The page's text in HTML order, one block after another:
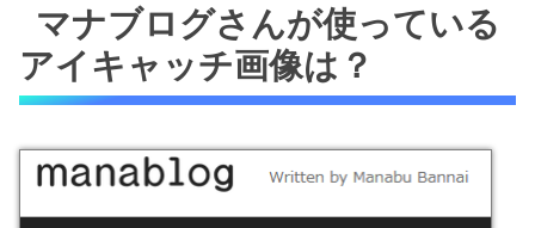
マナブログさんが使っている
アイキャッチ画像は？